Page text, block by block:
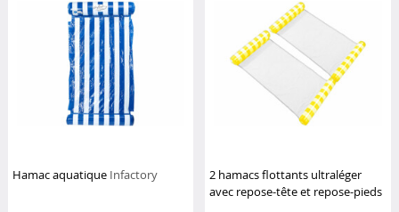
Hamac aquatique Infactory
2 hamacs flottants ultraléger
avec repose-tête et repose-pieds